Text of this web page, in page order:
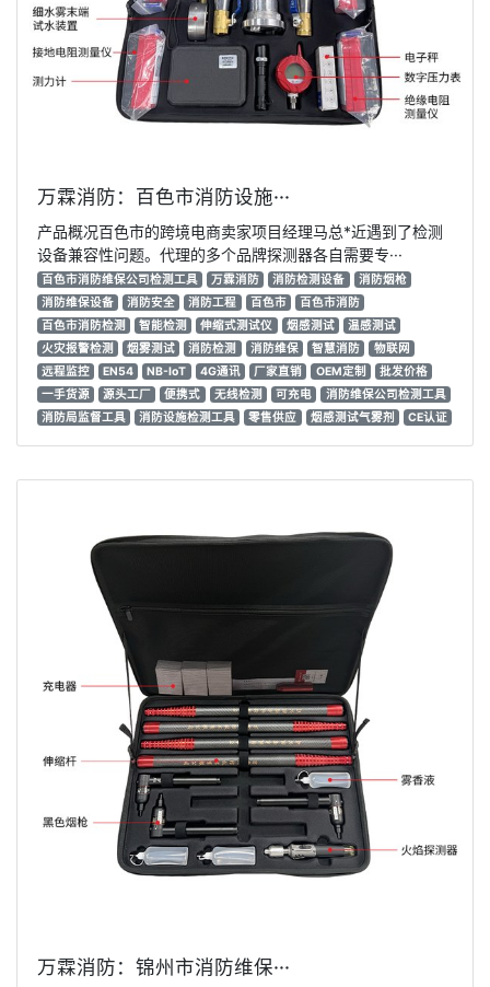
万霖消防：百色市消防设施···
产品概况百色市的跨境电商卖家项目经理马总*近遇到了检测
设备兼容性问题。代理的多个品牌探测器各自需要专···
百色市消防维保公司检测工具 万霖消防 消防检测设备
消防烟枪
消防维保设备
消防安全 消防工程 百色市
百色市消防
百色市消防检测
智能检测 伸缩式测试仪 烟感测试
温感测试
火灾报警检测
烟雾测试 消防检测 消防维保 智慧消防
物联网
远程监控
EN54 NB-IoT 4G通讯 厂家直销 OEM定制
批发价格
一手货源
源头工厂 便携式 无线检测 可充电
消防维保公司检测工具
消防局监督工具
消防设施检测工具 零售供应 烟感测试气雾剂 CE认证
万霖消防：锦州市消防维保···